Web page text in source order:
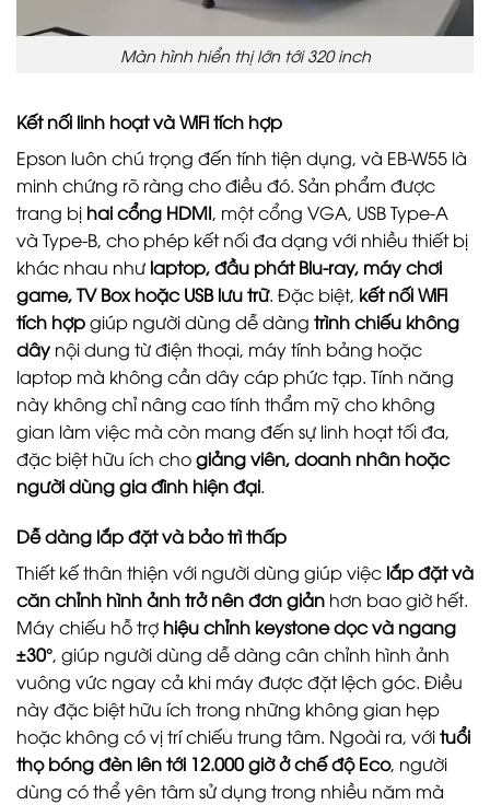
Màn hình hiển thị lớn tới 320 inch
Kết nối linh hoạt và WiFi tích hợp
Epson luôn chú trọng đến tính tiện dụng, và EB-W55 là
minh chứng rõ ràng cho điều đó. Sản phẩm được
trang bị hai cổng HDMI, một cổng VGA, USB Type-A
và Type-B, cho phép kết nối đa dạng với nhiều thiết bị
khác nhau như laptop, đầu phát Blu-ray, máy chơi
game, TV Box hoặc USB lưu trữ. Đặc biệt, kết nối WiFi
tích hợpgiúp người dùng dễ dàng trình chiếu không
dây nội dung từ điện thoại, máy tính bảng hoặc
laptop mà không cần dây cáp phức tạp. Tính năng
này không chỉ nâng cao tính thẩm mỹ cho không
gian làm việc mà còn mang đến sự linh hoạt tối đa,
đặc biệt hữu ích chogiảng viên, doanh nhân hoặc
người dùng gia đình hiện đại.
Dễ dàng lắp đặt và bảo trì thấp
Thiết kế thân thiện với người dùng giúp việc lắp đặt và
căn chỉnh hình ảnh trở nên đơn giản hơn bao giờ hết.
Máy chiếu hỗ trợ hiệu chỉnh keystone dọc và ngang
±30°, giúp người dùng dễ dàng cân chỉnh hình ảnh
vuông vức ngay cả khi máy được đặt lệch góc. Điều
này đặc biệt hữu ích trong những không gian hẹp
hoặc không có vị trí chiếu trung tâm. Ngoài ra, vớituổi
thọ bóng đèn lên tới 12.000 giờ ở chế độ Eco, người
dùng có thể yên tâm sử dụng trong nhiều năm mà